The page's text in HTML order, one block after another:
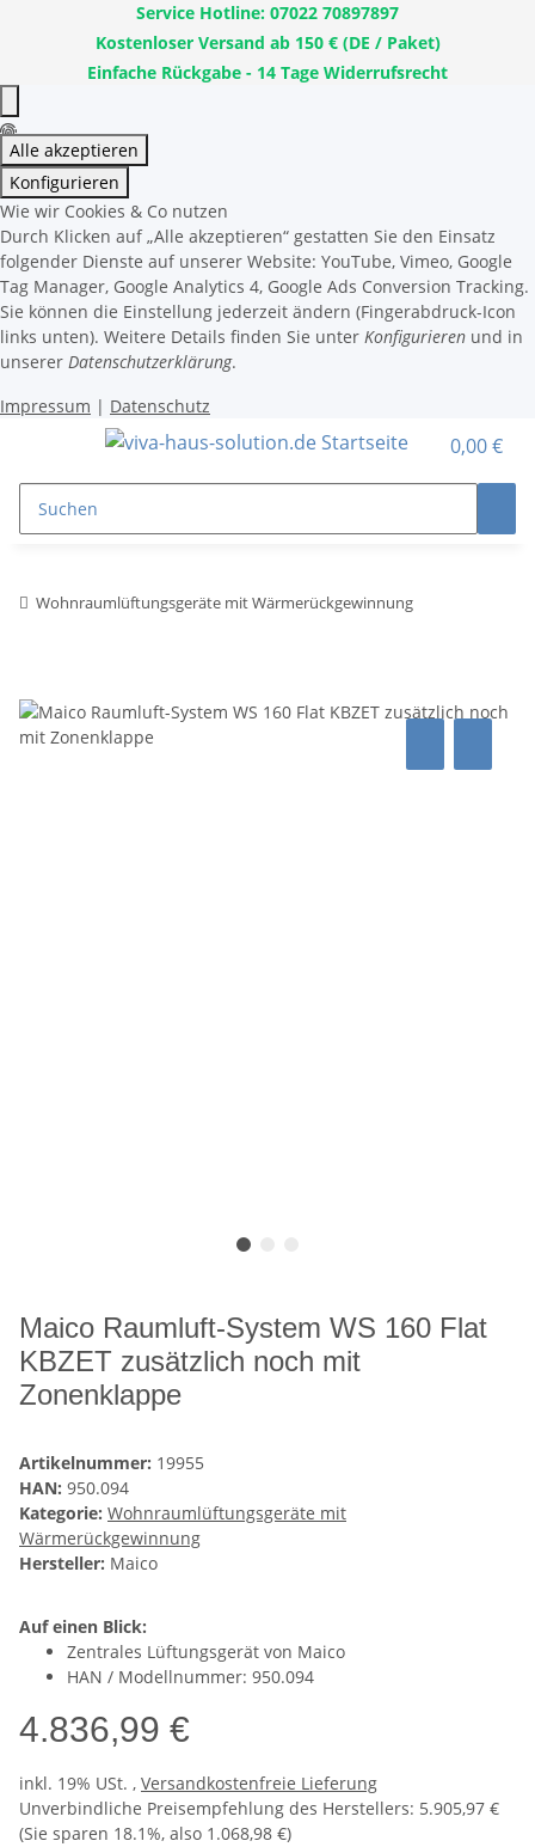
Service Hotline: 07022 70897897
Kostenloser Versand ab 150 € (DE / Paket)
Einfache Rückgabe - 14 Tage Widerrufsrecht
Alle akzeptieren
Konfigurieren
Wie wir Cookies & Co nutzen
Durch Klicken auf „Alle akzeptieren“ gestatten Sie den Einsatz
folgender Dienste auf unserer Website: YouTube, Vimeo, Google
Tag Manager, Google Analytics 4, Google Ads Conversion Tracking.
Sie können die Einstellung jederzeit ändern (Fingerabdruck-Icon
links unten). Weitere Details finden Sie unter Konfigurieren und in
unserer Datenschutzerklärung.
Impressum | Datenschutz
0,00 €
Wohnraumlüftungsgeräte mit Wärmerückgewinnung
Maico Raumluft-System WS 160 Flat
KBZET zusätzlich noch mit
Zonenklappe
Artikelnummer: 19955
HAN: 950.094
Kategorie: Wohnraumlüftungsgeräte mit
Wärmerückgewinnung
Hersteller: Maico
Auf einen Blick:
Zentrales Lüftungsgerät von Maico
HAN / Modellnummer: 950.094
4.836,99 €
inkl. 19% USt. , Versandkostenfreie Lieferung
Unverbindliche Preisempfehlung des Herstellers: 5.905,97 €
(Sie sparen 18.1%, also 1.068,98 €)